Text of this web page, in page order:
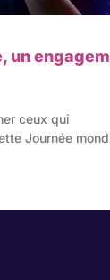
un
ceux qui
Journée